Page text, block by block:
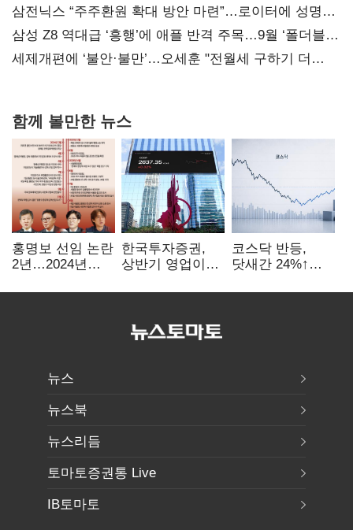
지지도 '50% 아래로'(종합)
삼전닉스 “주주환원 확대 방안 마련”…로이터에 성명
보내
삼성 Z8 역대급 ‘흥행’에 애플 반격 주목…9월 ‘폴더블
대전’
세제개편에 ‘불안·불만’…오세훈 "전월세 구하기 더
함께 볼만한 뉴스
홍명보 선임 논란
2년…2024년
압색까지
한국투자증권,
상반기 영업이익
전년비 89.1%↑
코스닥 반등,
닷새간 24%↑…
언제
뉴스
뉴스북
뉴스리듬
토마토증권통 Live
IB토마토